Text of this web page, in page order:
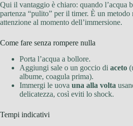
Qui il vantaggio è chiaro: quando l’acqua
partenza “pulito” per il timer. È un metodo
attenzione al momento dell’immersione.
Come fare senza rompere nulla
Porta l’acqua a bollore.
Aggiungi sale o un goccio di aceto
albume, coagula prima).
Immergi le uova una alla volta
delicatezza, così eviti lo shock.
Tempi indicativi